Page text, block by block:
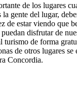
de los lugares
la gente del lugar,
de estar viendo que
disfrutar de
turismo de forma
de otros lugares se
Concordia.